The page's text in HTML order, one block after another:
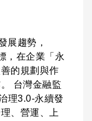
展趨勢，
，在企業「永
的規劃與作
台灣金融監
理3.0-永續發
、營運、上